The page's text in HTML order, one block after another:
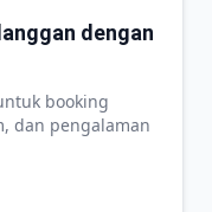
dengan
booking
dan pengalaman